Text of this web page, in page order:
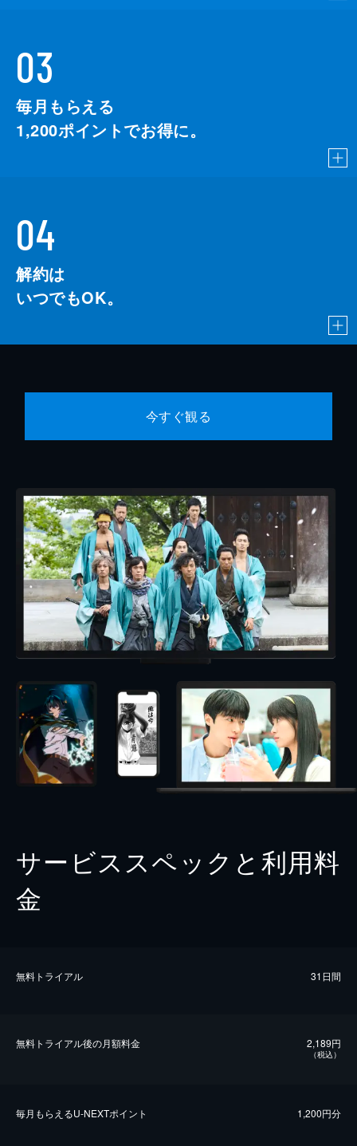
03
毎月もらえる
1,200ポイントでお得に。
04
解約は
いつでもOK。
今すぐ観る
サービススペックと利用料
金
無料トライアル 31日間
無料トライアル後の⽉額料金 2,189円
（税込）
毎⽉もらえるU-NEXTポイント 1,200円分